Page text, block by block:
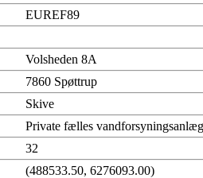
EUREF89
Volsheden 8A
7860 Spøttrup
Skive
Private fælles vandforsyningsanlæg
32
(488533.50, 6276093.00)